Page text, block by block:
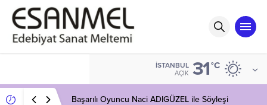
İSTANBUL
AÇIK 31°C
Başarılı Oyuncu Naci ADIGÜZEL ile Söyleşi